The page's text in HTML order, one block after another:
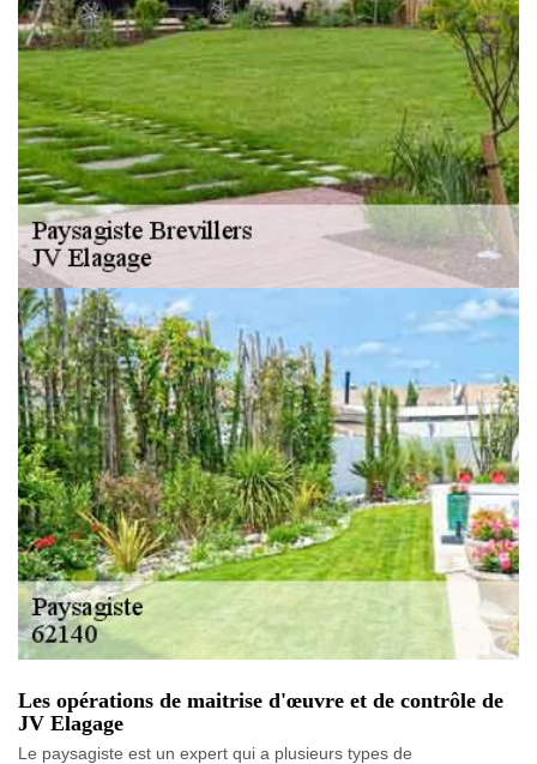
Les opérations de maitrise d'œuvre et de contrôle de
JV Elagage
Le paysagiste est un expert qui a plusieurs types de